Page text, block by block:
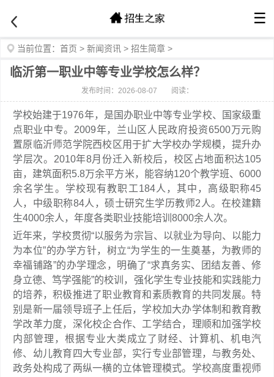
☰
当前位置： 首页 > 新闻资讯 > 招生简章 >
临沂第一职业中等专业学校怎么样？
发布时间：2026-08-07 阅读：
学校始建于1976年，是国办职业中等专业学校、国家级重
点职业中专。2009年，兰山区人民政府投资6500万元购
置原临沂师范学院西校区用于扩大学校办学规模，提升办
学层次。2010年8月份迁入新校后，校区占地面积达105
亩，建筑面积5.8万余平方米，能容纳120个教学班、6000
余名学生。学校现有教职工184人，其中，高级职称45
人，中级职称84人，硕士研究生学历教师2人。在校建籍
生4000余人，年度各类职业技能培训8000余人次。
近年来，学校贯彻“以服务为宗旨、以就业为导向、以能力
为本位”的办学方针，树立“为学生的一生奠基，为教师的
幸福铺路”的办学理念，明确了“求真务实、团结友善、修
身立德、笃学强能”的校训，强化学生专业技能和实践能力
的培养，积极推进了职业教育和素质教育的共同发展。特
别是新一届领导班子上任后，学校加大办学体制和教育教
学改革力度，深化校企合作、工学结合，理顺和加强学校
内部管理，根据专业大类成立了财经、计算机、机电汽
修、幼儿教育四大专业部，实行专业部管理，与教务处、
政务处构成了两纵一横的立体管理模式。学校高度重视师